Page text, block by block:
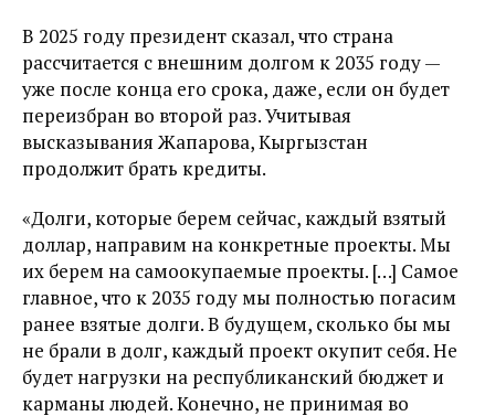
В 2025 году президент сказал, что страна
рассчитается с внешним долгом к 2035 году —
уже после конца его срока, даже, если он будет
переизбран во второй раз. Учитывая
высказывания Жапарова, Кыргызстан
продолжит брать кредиты.
«Долги, которые берем сейчас, каждый взятый
доллар, направим на конкретные проекты. Мы
их берем на самоокупаемые проекты. […] Самое
главное, что к 2035 году мы полностью погасим
ранее взятые долги. В будущем, сколько бы мы
не брали в долг, каждый проект окупит себя. Не
будет нагрузки на республиканский бюджет и
карманы людей. Конечно, не принимая во